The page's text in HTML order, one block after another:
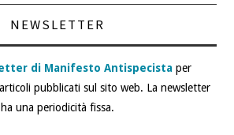
NEWSLETTER
di Manifesto Antispecista per
pubblicati sul sito web. La newsletter
una periodicità fissa.